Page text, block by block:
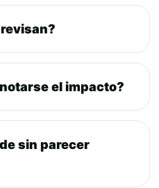
el impacto?
sin parecer